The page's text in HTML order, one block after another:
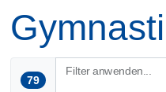
79
Filter anwenden...